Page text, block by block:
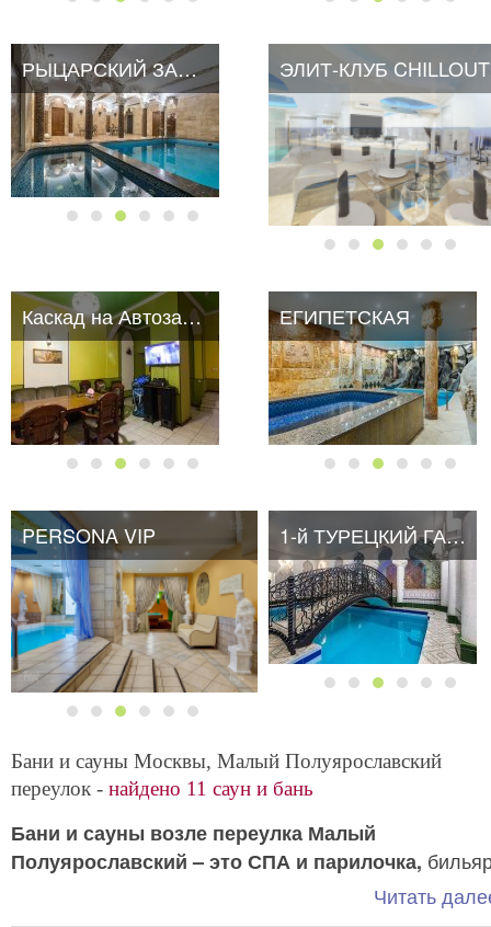
РЫЦАРСКИЙ ЗАМОК ЭЛИТ-КЛУБ CHILLOUT
Каскад на Автозаводской ЕГИПЕТСКАЯ
PERSONA VIP 1-й ТУРЕЦКИЙ ГАМБИТ
Бани и сауны Москвы, Малый Полуярославский
переулок - найдено 11 саун и бань
Бани и сауны возле переулка Малый
Полуярославский – это СПА и парилочка,
и караоке, закуски и напитки и все под одной
Читать